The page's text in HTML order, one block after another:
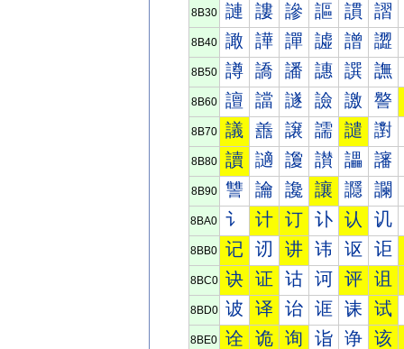
8B30 謰 謱 謲 謳 謴 謵
8B40 譀 譁 譂 譃 譄 譅
8B50 譐 譑 譒 譓 譔 譕
8B60 譠 譡 譢 譣 譤 譥
8B70 議 譱 譲 譳 譴 譵
8B80 讀 讁 讂 讃 讄 讅
8B90 讐 讑 讒 讓 讔 讕
8BA0 讠 计 订 讣 认 讥
8BB0 记 讱 讲 讳 讴 讵
8BC0 诀 证 诂 诃 评 诅
8BD0 诐 译 诒 诓 诔 试
8BE0 诠 诡 询 诣 诤 该